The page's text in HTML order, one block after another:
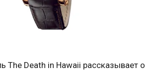
The Death in Hawaii рассказывает о